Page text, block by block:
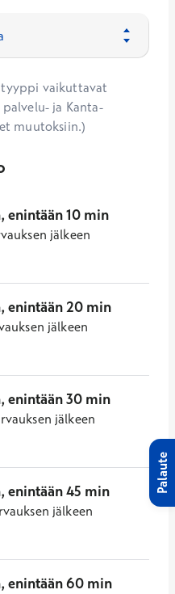
tyyppi vaikuttavat
ja Kanta-
muutoksiin.)
enintään 10 min
jälkeen
enintään 20 min
jälkeen
enintään 30 min
jälkeen
enintään 45 min
jälkeen
enintään 60 min
Palaute